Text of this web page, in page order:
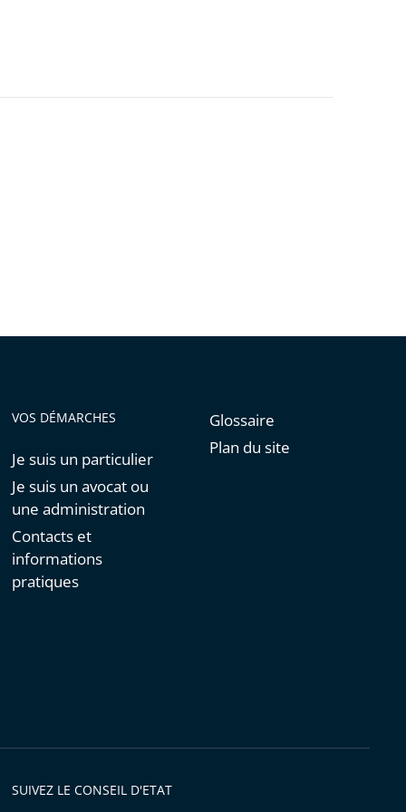
VOS DÉMARCHES
Je suis un particulier
Je suis un avocat ou
une administration
Contacts et
informations
pratiques
Glossaire
Plan du site
SUIVEZ LE CONSEIL D'ETAT